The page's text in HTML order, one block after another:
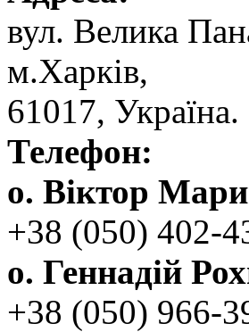
вул. ‬Велика
‬м.Харків,
‬61017, ‬Україна.‎
Телефон:
о. Віктор
+38 (050)‭ 402-
о. Геннадій
+38 (050)‭ ‬966-